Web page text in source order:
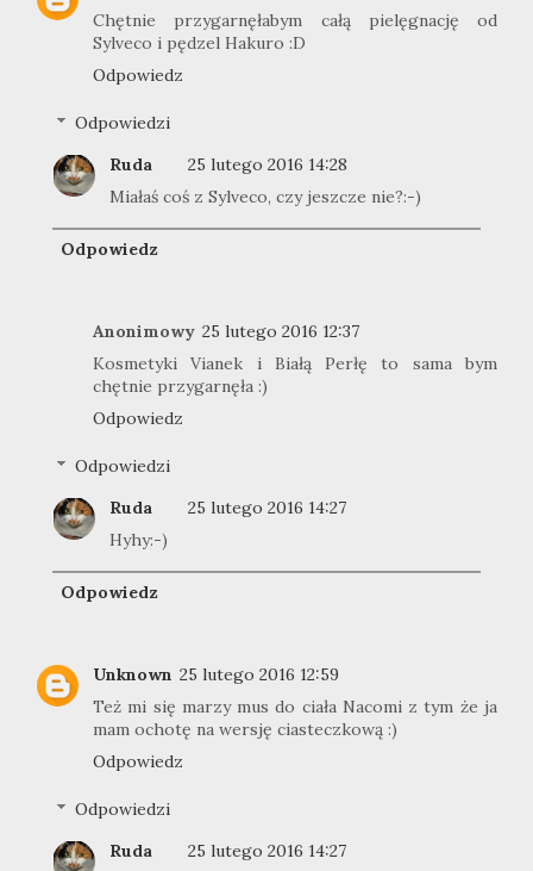
Chętnie przygarnęłabym całą pielęgnację od
Sylveco i pędzel Hakuro :D
Odpowiedz
Odpowiedzi
Ruda
25 lutego 2016 14:28
Miałaś coś z Sylveco, czy jeszcze nie?:-)
Odpowiedz
Anonimowy 25 lutego 2016 12:37
Kosmetyki Vianek i Białą Perłę to sama bym
chętnie przygarnęła :)
Odpowiedz
Odpowiedzi
Ruda
25 lutego 2016 14:27
Hyhy:-)
Odpowiedz
Unknown 25 lutego 2016 12:59
Też mi się marzy mus do ciała Nacomi z tym że ja
mam ochotę na wersję ciasteczkową :)
Odpowiedz
Odpowiedzi
Ruda
25 lutego 2016 14:27